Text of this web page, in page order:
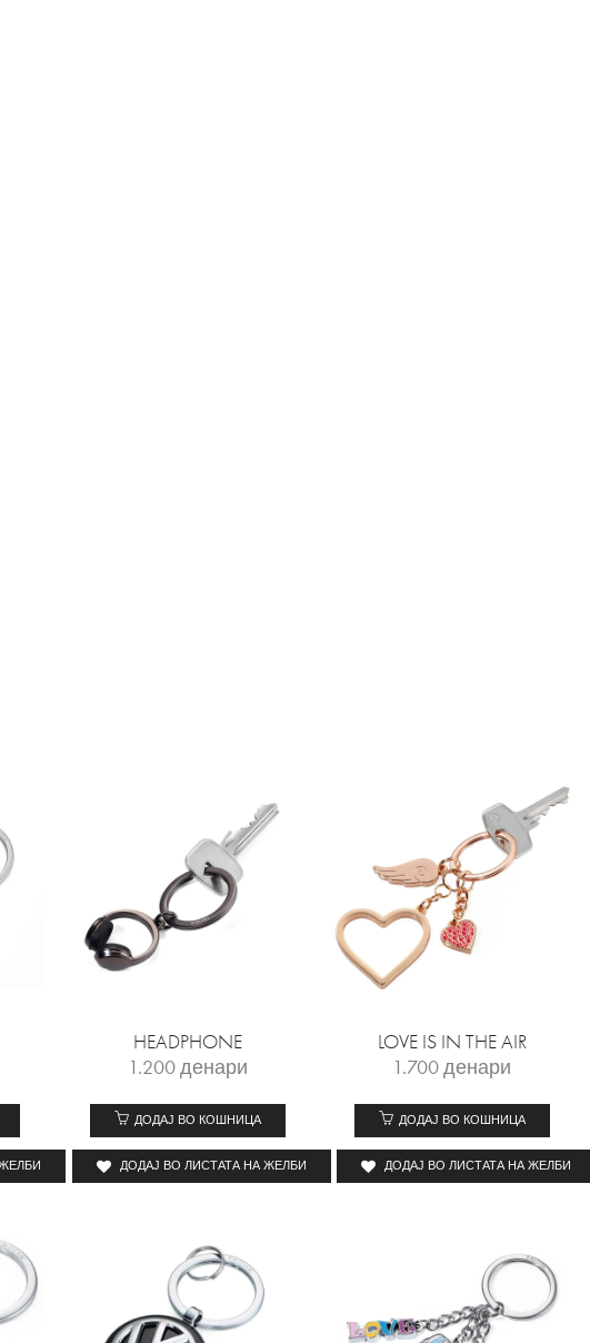
HEADPHONE
1.200денари
ДОДАЈ ВО КОШНИЦА
ДОДАЈ ВО ЛИСТАТА НА ЖЕЛБИ
LOVE IS IN THE AIR
1.700денари
ДОДАЈ ВО КОШНИЦА
ДОДАЈ ВО ЛИСТАТА НА ЖЕЛБИ